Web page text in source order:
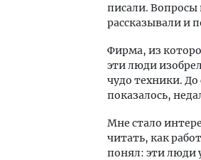
писали. Вопросы
рассказывали и
Фирма, из
эти люди
чудо техники.
показалось,
Мне стало
читать, как
понял: эти люди